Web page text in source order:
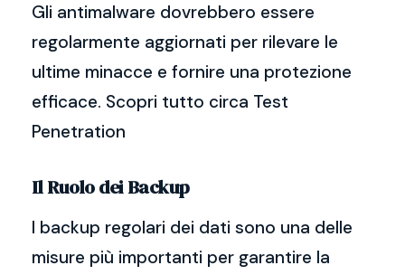
Gli antimalware dovrebbero essere
regolarmente aggiornati per rilevare le
ultime minacce e fornire una protezione
efficace. Scopri tutto circa Test
Penetration
Il Ruolo dei Backup
I backup regolari dei dati sono una delle
misure più importanti per garantire la